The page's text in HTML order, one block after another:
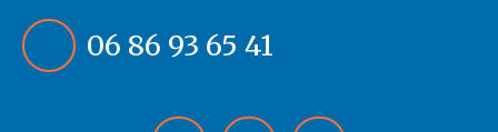
06 86 93 65 41